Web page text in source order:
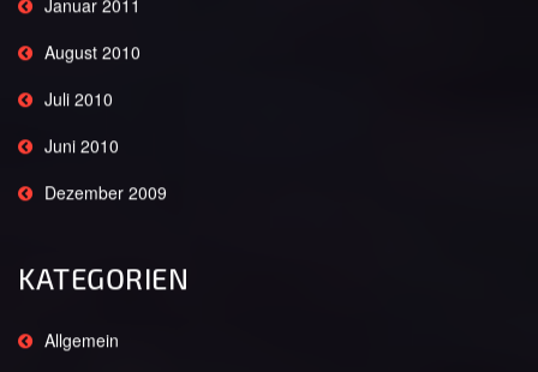
August 2010
Juli 2010
Juni 2010
Dezember 2009
KATEGORIEN
Allgemein